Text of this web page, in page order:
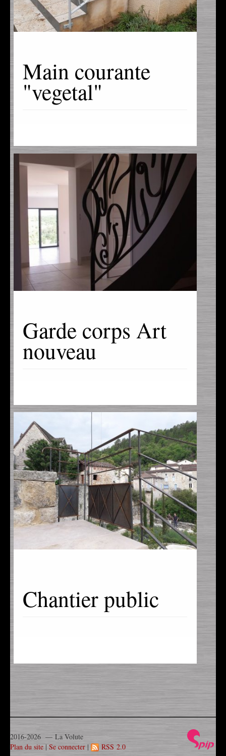
Main courante
"vegetal"
Garde corps Art
nouveau
Chantier public
2016-2026 — La Volute
Plan du site | Se connecter | RSS 2.0